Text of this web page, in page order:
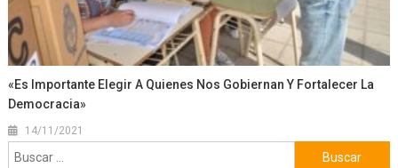
«Es Importante Elegir A Quienes Nos Gobiernan Y Fortalecer La
Democracia»
14/11/2021
Buscar: